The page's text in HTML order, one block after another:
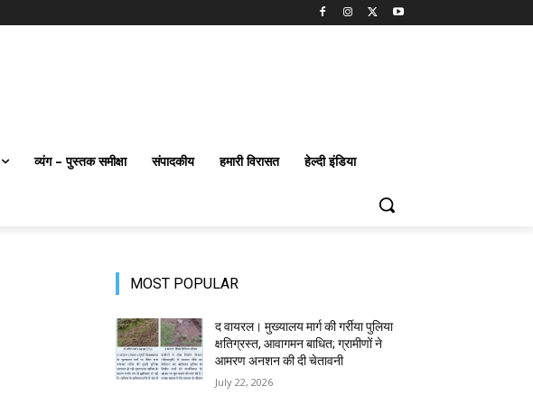
व्यंग – पुस्तक समीक्षा संपादकीय हमारी विरासत हेल्दी इंडिया
MOST POPULAR
द वायरल। मुख्यालय मार्ग की गर्रीया पुलिया
क्षतिग्रस्त, आवागमन बाधित; ग्रामीणों ने
आमरण अनशन की दी चेतावनी
July 22, 2026